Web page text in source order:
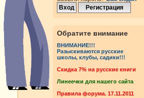
Обратите внимание
ВНИМАНИЕ!!!
Разыскиваются русские
школы, клубы, садики!!!
Cкидка 7% на русские книги
Линеечки для нашего сайта
Правила форума. 17.11.2011